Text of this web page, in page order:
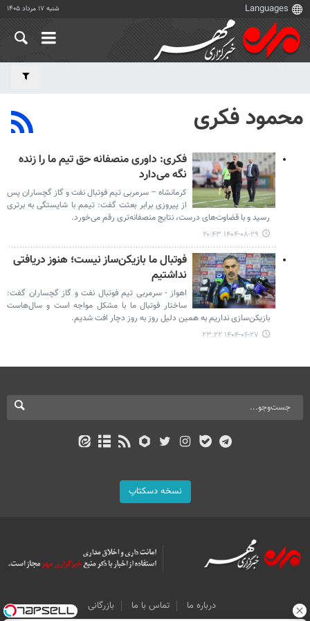
شنبه ۱۷ مرداد ۱۴۰۵
محمود فکری
فکری: داوری منصفانه حق تیم ما را زنده
نگه می‌دارد
کرمانشاه – سرمربی تیم فوتبال نفت و گاز گچساران پس
از پیروزی برابر بعثت گفت: تیمم با شایستگی به برتری
رسید و با قضاوت‌های درست، نتایج منصفانه‌تری رقم می‌خورد.
۱۴۰۴-۰۸-۲۹ ۲۰:۴۳
فوتبال ما بازیکن‌ساز نیست؛ هنوز دریافتی
نداشتیم
اهواز - سرمربی تیم فوتبال نفت و گاز گچساران گفت:
ساختار فوتبال ما با مشکل مواجه است و سال‌هاست
بازیکن‌سازی نداریم به همین دلیل روز به روز دچار افت شدیم.
۱۴۰۴-۰۶-۲۷ ۲۳:۲۲
نسخه دسکتاپ
درباره ما تماس با ما
بازرگانی